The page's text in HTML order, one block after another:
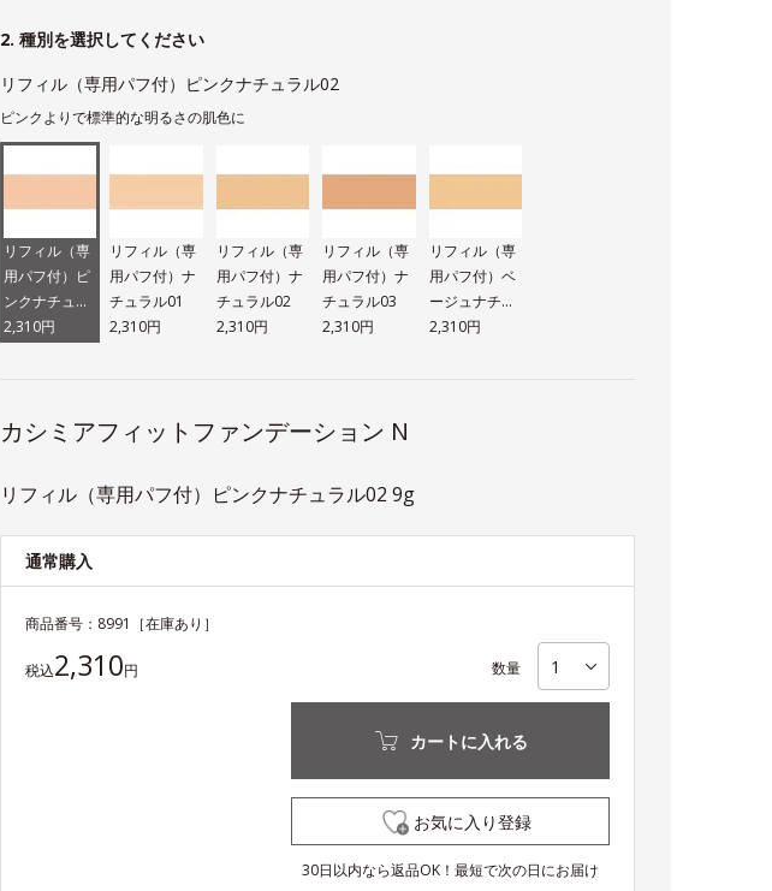
2. 種別を選択してください
リフィル（専用パフ付）ピンクナチュラル02
ピンクよりで標準的な明るさの肌色に
リフィル（専
用パフ付）ピ
ンクナチュラ
ル02
2,310円
リフィル（専
用パフ付）ナ
チュラル01
2,310円
リフィル（専
用パフ付）ナ
チュラル02
2,310円
リフィル（専
用パフ付）ナ
チュラル03
2,310円
リフィル（専
用パフ付）ベ
ージュナチュ
ラル02
2,310円
カシミアフィットファンデーション N
リフィル（専用パフ付）ピンクナチュラル02 9g
通常購入
商品番号： 8991 ［在庫あり］
税込2,310円 数量
カートに入れる
お気に入り登録
30日以内なら返品OK！最短で次の日にお届け